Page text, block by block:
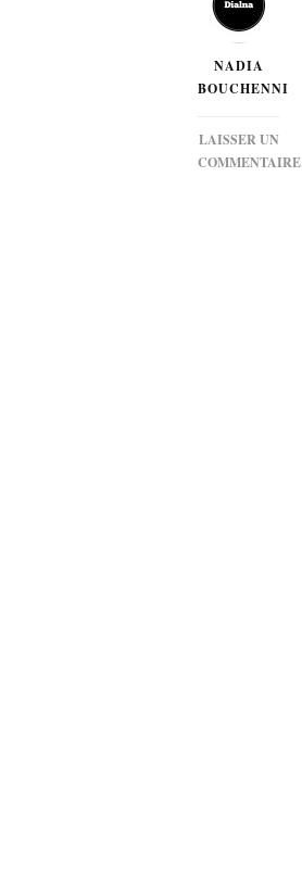
NADIA
BOUCHENNI
LAISSER UN
COMMENTAIRE